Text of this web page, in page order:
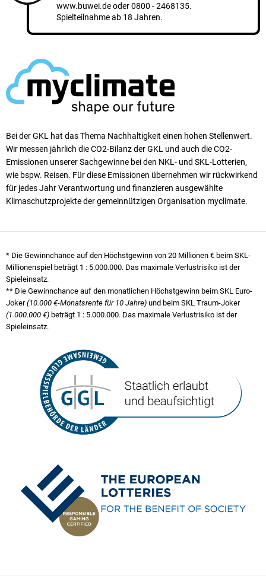
www.buwei.deoder0800 - 2468135.
Spielteilnahme ab 18 Jahren.
Bei der GKL hat das Thema Nachhaltigkeit einen ho­hen Stellen­wert.
Wir messen jährlich die CO2-Bilanz der GKL und auch die CO2-
Emissionen unserer Sach­ge­winne bei den NKL- und SKL-Lotterien,
wie bspw. Reisen. Für diese Emissionen übernehmen wir rück­wirkend
für jedes Jahr Verantwortung und finanzieren ausgewählte
Klimaschutzprojekte der gemeinnützigen Organisation myclimate.
* Die Gewinnchance auf den Höchstgewinn von 20 Millionen € beim SKL-
Millionenspiel beträgt 1 : 5.000.000. Das maximale Verlustrisiko ist der
Spieleinsatz.
** Die Gewinnchance auf den monatlichen Höchstgewinn beim SKL Euro-
Joker(10.000 €-Monatsrente für 10 Jahre) und beim SKL Traum-Joker
(1.000.000 €) beträgt 1 : 5.000.000. Das maximale Verlustrisiko ist der
Spieleinsatz.